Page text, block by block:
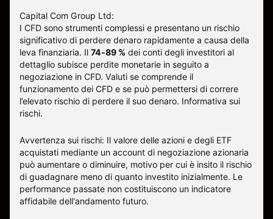
Capital Com Group Ltd:
I CFD sono strumenti complessi e presentano un rischio
significativo di perdere denaro rapidamente a causa della
leva finanziaria. Il 74-89 % dei conti degli investitori al
dettaglio subisce perdite monetarie in seguito a
negoziazione in CFD. Valuti se comprende il
funzionamento dei CFD e se può permettersi di correre
l’elevato rischio di perdere il suo denaro. Informativa sui
rischi.
Avvertenza sui rischi: Il valore delle azioni e degli ETF
acquistati mediante un account di negoziazione azionaria
può aumentare o diminuire, motivo per cui è insito il rischio
di guadagnare meno di quanto investito inizialmente. Le
performance passate non costituiscono un indicatore
affidabile dell'andamento futuro.